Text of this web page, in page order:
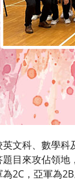
科、數學科及
目來攻佔領地
2C，亞軍為2B